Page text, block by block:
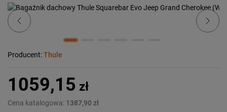
Previous Next
Producent:Thule
1059,15 zł
Cena katalogowa: 1387,90 zł